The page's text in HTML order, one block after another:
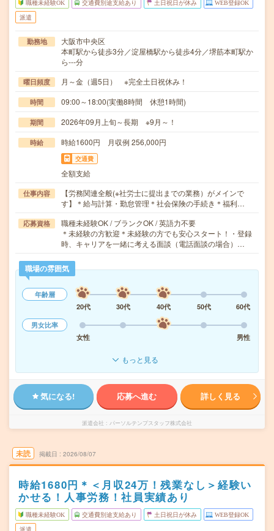
職種未経験OK 交通費別途支給あり 土日祝日が休み WEB登録OK
派遣
勤務地
大阪市中央区
本町駅から徒歩3分／淀屋橋駅から徒歩4分／堺筋本町駅か
ら---分
曜日頻度 月～金（週5日） ※完全土日祝休み！
時間 09:00～18:00(実働8時間 休憩1時間)
期間 2026年09月上旬～長期 ※9月～！
時給 時給1600円 月収例 256,000円
交通費
全額支給
仕事内容
【労務関連全般(※社労士に提出までの業務）がメインで
す】＊給与計算・勤怠管理＊社会保険の手続き＊福利…
応募資格
職種未経験OK / ブランクOK / 英語力不要
＊未経験の方歓迎＊未経験の方でも安心スタート！・登録
時、キャリアを一緒に考える面談（電話面談の場合）…
職場の雰囲気
年齢層
20代
30代 40代 50代
60代
男女比率
女性
男性
もっと見る
気になる! 応募へ進む 詳しく見る
派遣会社 パーソルテンプスタッフ株式会社
未読 掲載日 2026/08/07
時給1680円＊＜月収24万！残業なし＞経験い
かせる！人事労務！社員実績あり
職種未経験OK 交通費別途支給あり 土日祝日が休み WEB登録OK
派遣